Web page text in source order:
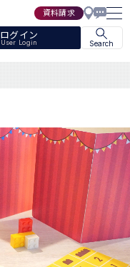
資料請求
ログイン
User Login Search